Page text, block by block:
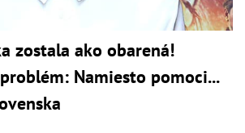
zostala ako obarená!
Namiesto pomoci...